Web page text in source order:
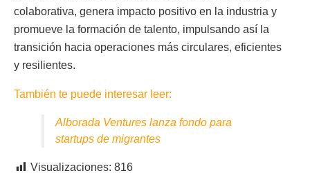
colaborativa, genera impacto positivo en la industria y
promueve la formación de talento, impulsando así la
transición hacia operaciones más circulares, eficientes
y resilientes.
También te puede interesar leer:
Alborada Ventures lanza fondo para
startups de migrantes
Visualizaciones: 816